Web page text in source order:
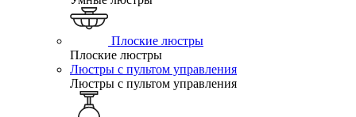
Плоские люстры
Плоские люстры
Люстры с пультом управления
Люстры с пультом управления